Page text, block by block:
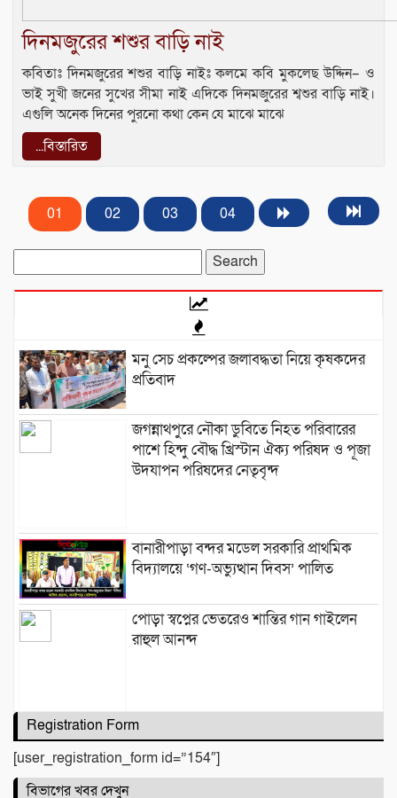
দিনমজুরের শশুর বাড়ি নাই
কবিতাঃ দিনমজুরের শশুর বাড়ি নাইঃ কলমে কবি মুকলেছ উদ্দিন– ও
ভাই সুখী জনের সুখের সীমা নাই এদিকে দিনমজুরের শ্বশুর বাড়ি নাই।
এগুলি অনেক দিনের পুরনো কথা কেন যে মাঝে মাঝে
...বিস্তারিত
01 02 03 04
for:
মনু সেচ প্রকল্পের জলাবদ্ধতা নিয়ে কৃষকদের
প্রতিবাদ
জগন্নাথপুরে নৌকা ডুবিতে নিহত পরিবারের
পাশে হিন্দু বৌদ্ধ খ্রিস্টান ঐক্য পরিষদ ও পূজা
উদযাপন পরিষদের নেতৃবৃন্দ
​বানারীপাড়া বন্দর মডেল সরকারি প্রাথমিক
বিদ্যালয়ে ‘গণ-অভ্যুত্থান দিবস’ পালিত
পোড়া স্বপ্নের ভেতরেও শান্তির গান গাইলেন
রাহুল আনন্দ
একটি নিখোঁজ সংবাদ
Registration Form
[user_registration_form id=”154″]
বিভাগের খবর দেখুন